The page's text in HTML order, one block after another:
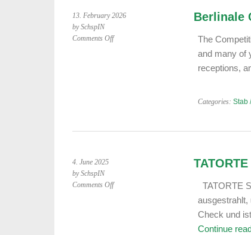
13. February 2026
by SchspIN
Comments Offon
Berlinale
The
and many of
receptions,
Categories: Stab
4. June 2025
by SchspIN
Comments Offon
TATORTE
ausgestrahlt,
Check und
Continue